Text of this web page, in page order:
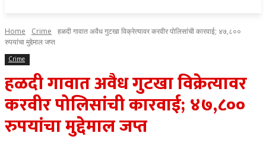
Home Crime
हळदी गावात अवैध गुटखा विक्रेत्यावर करवीर पोलिसांची कारवाई; ४७,८००
रुपयांचा मुद्देमाल जप्त
Crime
हळदी गावात अवैध गुटखा विक्रेत्यावर
करवीर पोलिसांची कारवाई; ४७,८००
रुपयांचा मुद्देमाल जप्त